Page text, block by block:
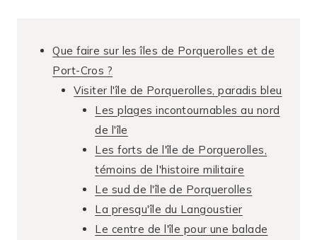
Que faire sur les îles de Porquerolles et de
Port-Cros ?
Visiter l'île de Porquerolles, paradis bleu
Les plages incontournables au nord
de l'île
Les forts de l'île de Porquerolles,
témoins de l'histoire militaire
Le sud de l'île de Porquerolles
La presqu'île du Langoustier
Le centre de l'île pour une balade